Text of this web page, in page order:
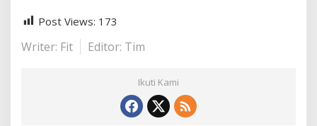
a
B
Post Views: 173
Writer: Fit Editor: Tim
Ikuti Kami